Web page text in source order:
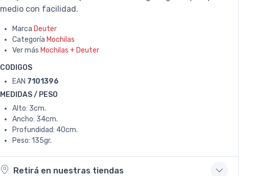
medio con facilidad.
Marca Deuter
Categoría Mochilas
Ver más Mochilas + Deuter
CODIGOS
EAN 7101396
MEDIDAS / PESO
Alto: 3cm.
Ancho: 34cm.
Profundidad: 40cm.
Peso: 135gr.
Retirá en nuestras tiendas